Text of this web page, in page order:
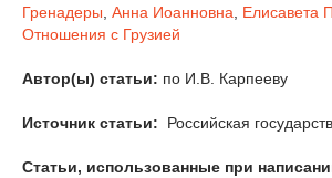
Гренадеры Анна Иоанновна Елисавета
Отношения с Грузией
Автор(ы) статьи: по И.В. Карпееву
Источник статьи: Российская
Статьи, использованные при